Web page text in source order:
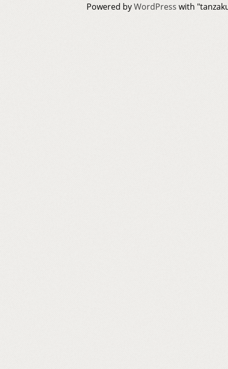
Powered byWordPress with